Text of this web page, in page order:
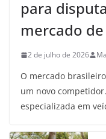
para
mercado
2 de julho de 2026
O mercado
um novo
especializada em